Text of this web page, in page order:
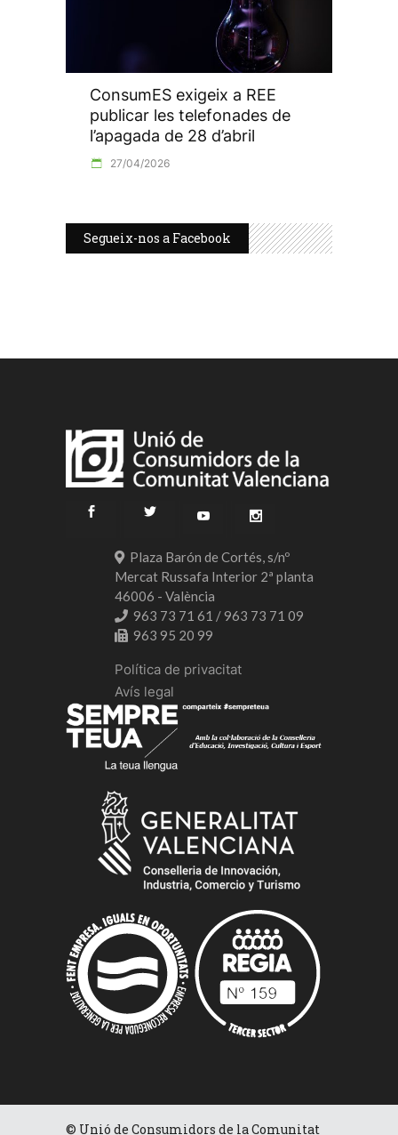
ConsumES exigeix a REE
publicar les telefonades de
l’apagada de 28 d’abril
27/04/2026
Segueix-nos a Facebook
Plaza Barón de Cortés, s/nº
Mercat Russafa Interior 2ª planta
46006 - València
963 73 71 61 / 963 73 71 09
963 95 20 99
Política de privacitat
Avís legal
© Unió de Consumidors de la Comunitat